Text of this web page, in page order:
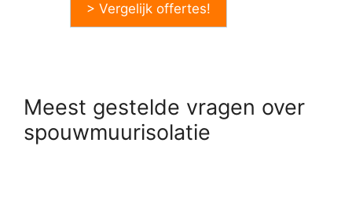
> Vergelijk offertes!
Meest gestelde vragen over
spouwmuurisolatie